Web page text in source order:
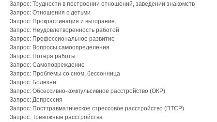
Запрос: Трудности в построении отношений, заведении знакомств
Запрос: Отношения с детьми
Запрос: Прокрастинация и выгорание
Запрос: Неудовлетворенность работой
Запрос: Профессиональное развитие
Запрос: Вопросы самоопределения
Запрос: Потеря работы
Запрос: Самоповреждение
Запрос: Проблемы со сном, бессонница
Запрос: Болезни
Запрос: Обсессивно-компульсивное расстройство (ОКР)
Запрос: Депрессия
Запрос: Посттравматическое стрессовое расстройство (ПТСР)
Запрос: Тревожные расстройства